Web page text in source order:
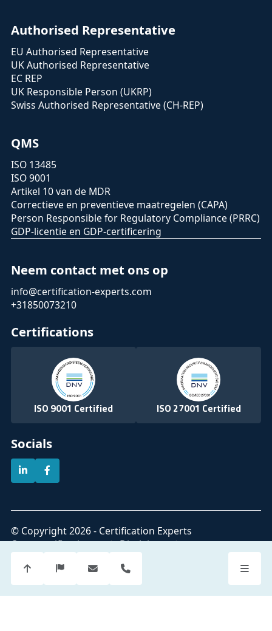
Authorised Representative
EU Authorised Representative
UK Authorised Representative
EC REP
UK Responsible Person (UKRP)
Swiss Authorised Representative (CH-REP)
QMS
ISO 13485
ISO 9001
Artikel 10 van de MDR
Correctieve en preventieve maatregelen (CAPA)
Person Responsible for Regulatory Compliance (PRRC)
GDP-licentie en GDP-certificering
Neem contact met ons op
info@certification-experts.com
+31850073210
Certifications
ISO 9001 Certified ISO 27001 Certified
Socials
© Copyright 2026 - Certification Experts
Onze certificeringen
Disclaimer
Cookie Policy
Sitemap
Official partner of Part of